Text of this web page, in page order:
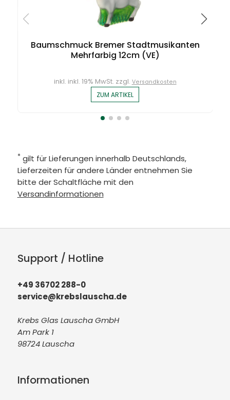
Baumschmuck Bremer Stadtmusikanten
Mehrfarbig 12cm (VE)
inkl. inkl. 19% MwSt. zzgl. Versandkosten
ZUM ARTIKEL
* gilt für Lieferungen innerhalb Deutschlands,
Lieferzeiten für andere Länder entnehmen Sie
bitte der Schaltfläche mit den
Versandinformationen
Support / Hotline
+49 36702 288-0
service@krebslauscha.de
Krebs Glas Lauscha GmbH
Am Park 1
98724 Lauscha
Informationen